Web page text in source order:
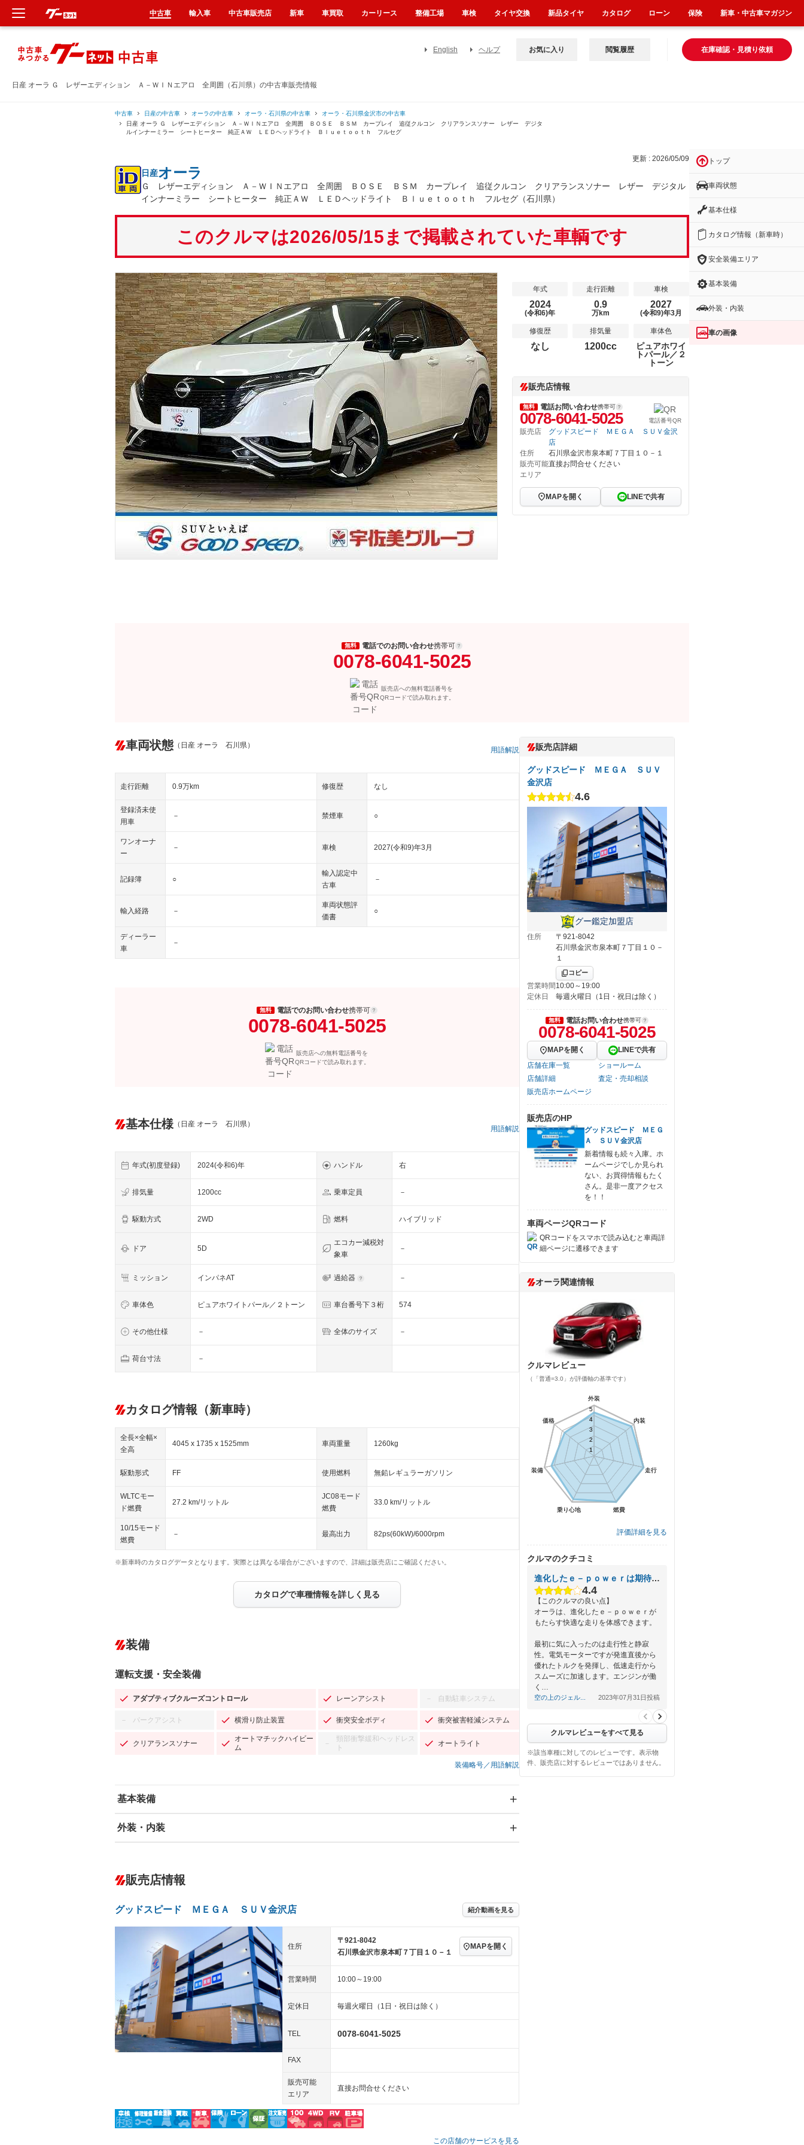
日産 オーラ Ｇ レザーエディション Ａ－ＷＩＮエアロ 全周囲（石川県）の中古車販売情報
English ヘルプ 在庫確認・見積り依頼
お気に入り 閲覧履歴
中古車 日産の中古車 オーラの中古車 オーラ・石川県の中古車
オーラ・石川県金沢市の中古車
日産 オーラ Ｇ レザーエディション Ａ－ＷＩＮエアロ 全周囲 ＢＯＳＥ ＢＳＭ カープレイ 追従クルコン クリアランスソナー レザー デジタ
ルインナーミラー シートヒーター 純正ＡＷ ＬＥＤヘッドライト Ｂｌｕｅｔｏｏｔｈ フルセグ
更新 : 2026/05/09
日産オーラ
Ｇ レザーエディション Ａ－ＷＩＮエアロ 全周囲 ＢＯＳＥ ＢＳＭ カープレイ 追従クルコン クリアランスソナー レザー デジタル
インナーミラー シートヒーター 純正ＡＷ ＬＥＤヘッドライト Ｂｌｕｅｔｏｏｔｈ フルセグ（石川県）
このクルマは2026/05/15まで掲載されていた車輌です
年式
2024
(令和6)年
走行距離
0.9
万km
車検
2027
(令和9)年3月
修復歴
なし
排気量
1200cc
車体色
ピュアホワイ
トパール／２
トーン
販売店情報
無料 電話お問い合わせ携帯可
0078-6041-5025 電話番号QR
販売店
グッドスピード ＭＥＧＡ ＳＵＶ金沢
店
住所
石川県金沢市泉本町７丁目１０－１
販売可能
エリア
直接お問合せください
MAPを開く LINEで共有
無料 電話でのお問い合わせ携帯可
0078-6041-5025
販売店への無料電話番号を
QRコードで読み取れます。
車両状態 （日産 オーラ 石川県）
用語解説
走行距離 0.9万km 修復歴 なし
登録済未使
用車
－ 禁煙車 ○
ワンオーナ
ー
－ 車検 2027(令和9)年3月
記録簿 ○
輸入認定中
古車
－
輸入経路 －
車両状態評
価書
○
ディーラー
車
－
無料 電話でのお問い合わせ携帯可
0078-6041-5025
販売店への無料電話番号を
QRコードで読み取れます。
基本仕様 （日産 オーラ 石川県）
用語解説
年式(初度登録) 2024(令和6)年 ハンドル 右
排気量 1200cc 乗車定員 －
駆動方式 2WD 燃料 ハイブリッド
ドア 5D
エコカー減税対
象車
－
ミッション インパネAT 過給器 －
車体色 ピュアホワイトパール／２トーン 車台番号下３桁 574
その他仕様 － 全体のサイズ －
荷台寸法 －
カタログ情報（新車時）
全長×全幅×
全高
4045 x 1735 x 1525mm 車両重量 1260kg
駆動形式 FF 使用燃料 無鉛レギュラーガソリン
WLTCモー
ド燃費
27.2 km/リットル
JC08モード
燃費
33.0 km/リットル
10/15モード
燃費
－ 最高出力 82ps(60kW)/6000rpm
※新車時のカタログデータとなります。実際とは異なる場合がございますので、詳細は販売店にご確認ください。
カタログで車種情報を詳しく見る
装備
運転支援・安全装備
アダプティブクルーズコントロール レーンアシスト － 自動駐車システム
－ パークアシスト 横滑り防止装置 衝突安全ボディ 衝突被害軽減システム
クリアランスソナー
オートマチックハイビー
ム
－
頸部衝撃緩和ヘッドレス
ト
オートライト
装備略号／用語解説
基本装備
エアバッグ：運転席/助手席/サイド
－ ダウンヒルアシストコントロール
Bluetooth接続 100V電源 センターデフロック
展示・試乗車 電動格納ミラー
外装・内装
オーディオ：ミュージックプレイヤー接続可
－
ヘッドライトウォッシャ
ー
革シート キーレス
－ HID(キセノンライト)
エアロ スマートキー － ローダウン
ランフラットタイヤ － パワーシート
フルフラットシート チップアップシート
－ シートヒーター ウォークスルー
フロントカメラ シートエアコン 全周囲カメラ
エアサスペンション
販売店情報
グッドスピード ＭＥＧＡ ＳＵＶ金沢店 紹介動画を見る
住所
〒921-8042
石川県金沢市泉本町７丁目１０－１
MAPを開く
営業時間 10:00～19:00
定休日 毎週火曜日（1日・祝日は除く）
TEL 0078-6041-5025
FAX
販売可能
エリア
直接お問合せください
この店舗のサービスを見る
販売店詳細
グッドスピード ＭＥＧＡ ＳＵＶ
金沢店
4.6
グー鑑定加盟店
住所
〒921-8042
石川県金沢市泉本町７丁目１０－
１
コピー
営業時間10:00～19:00
定休日
毎週火曜日（1日・祝日は除く）
無料 電話お問い合わせ携帯可
0078-6041-5025
MAPを開く
LINEで共有
店舗在庫一覧
ショールーム
店舗詳細
査定・売却相談
販売店ホームページ
販売店のHP
グッドスピード ＭＥＧ
Ａ ＳＵＶ金沢店
新着情報も続々入庫。ホ
ームページでしか見られ
ない、お買得情報もたく
さん。是非一度アクセス
を！！
車両ページQRコード
QRコードをスマホで読み込むと車両詳
細ページに遷移できます
オーラ関連情報
クルマレビュー
（「普通=3.0」が評価軸の基準です）
外装
内装
走行
燃費
乗り心地
装備
価格
1
2
3
4
5
外装
内装
走行
燃費
乗り心地
装備
価格
1
2
3
4
5
評価詳細を見る
クルマのクチコミ
進化したｅ－ｐｏｗｅｒは期待以上！
4.4
【このクルマの良い点】
オーラは、進化したｅ－ｐｏｗｅｒが
もたらす快適な走りを体感できます。
最初に気に入ったのは走行性と静寂
性。電気モーターですが発進直後から
優れたトルクを発揮し、低速走行から
スムーズに加速します。エンジンが働
く…
空の上のジェル... 2023年07月31日投稿
クルマレビューをすべて見る
※該当車種に対してのレビューです。表示物
件、販売店に対するレビューではありません。
トップ
車両状態
基本仕様
カタログ情報（新車時）
安全装備エリア
基本装備
外装・内装
車の画像
中古車 輸入車 中古車販売店 新車 車買取 カーリース 整備工場 車検 タイヤ交換 新品タイヤ カタログ ローン 保険 新車・中古車マガジン
新車
中古車